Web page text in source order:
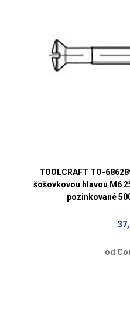
TOOLCRAFT TO-
šošovkovou hlavou M6
pozinkované
od